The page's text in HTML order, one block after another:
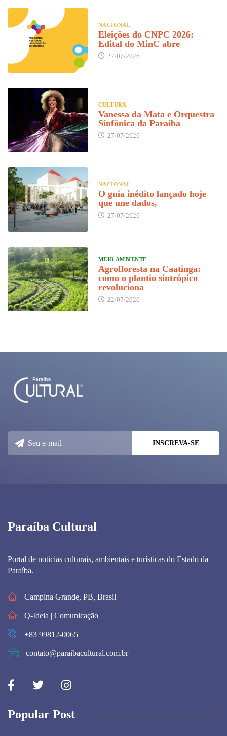
NACIONAL
Eleições do CNPC 2026:
Edital do MinC abre
27/07/2026
CULTURA
Vanessa da Mata e Orquestra
Sinfônica da Paraíba
27/07/2026
NACIONAL
O guia inédito lançado hoje
que une dados,
27/07/2026
MEIO AMBIENTE
Agrofloresta na Caatinga:
como o plantio sintrópico
revoluciona
22/07/2026
Paraíba Cultural
Portal de noticias culturais, ambientais e turísticas do Estado da
Paraíba.
Campina Grande, PB, Brasil
Q-Ideia | Comunicação
+83 99812-0065
contato@paraibacultural.com.br
Popular Post